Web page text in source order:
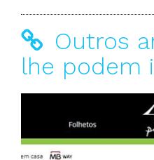
Outros
lhe podem